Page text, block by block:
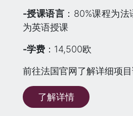
-授课语言 ：80%课程为
为英语授课
-学费 ：14,500欧
前往法国官网了解详细项目
了解详情